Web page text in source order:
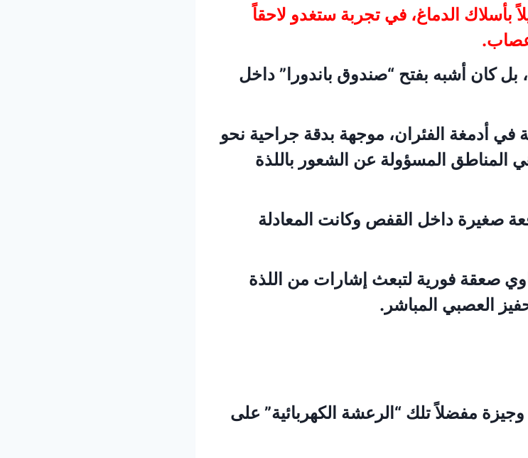
بأسلاك الدماغ، في تجربة ستغدو لاحقاً
كان أشبه بفتح “صندوق باندورا” داخل
في أدمغة الفئران، موجهة بدقة جراحية نحو
المناطق المسؤولة عن الشعور باللذة
صغيرة داخل القفص وكانت المعادلة
صعقة فورية لتبعث إشارات من اللذة
العصبي المباشر.
مفضلاً تلك “الرعشة الكهربائية” على